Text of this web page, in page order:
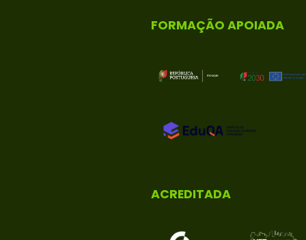
FORMAÇÃO APOIADA
ACREDITADA